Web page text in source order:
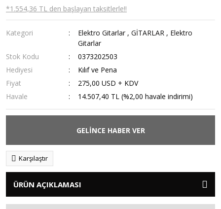
*1.554,36 TL den başlayan taksitlerle!!
Kategori Elektro Gitarlar ,GİTARLAR , Elektro
Gitarlar
Stok Kodu
0373202503
Hediyesi
Kılıf ve Pena
Fiyat
275,00 USD + KDV
Havale
14.507,40 TL (%2,00 havale indirimi)
GELİNCE HABER VER
Karşılaştır
ÜRÜN AÇIKLAMASI